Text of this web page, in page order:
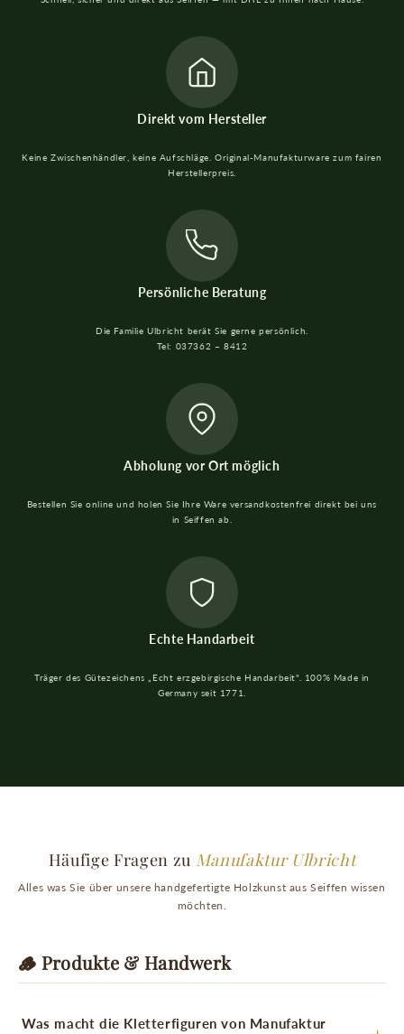
Direkt vom Hersteller
Keine Zwischenhändler, keine Aufschläge. Original-Manufakturware zum fairen
Herstellerpreis.
Persönliche Beratung
Die Familie Ulbricht berät Sie gerne persönlich.
Tel: 037362 – 8412
Abholung vor Ort möglich
Bestellen Sie online und holen Sie Ihre Ware versandkostenfrei direkt bei uns
in Seiffen ab.
Echte Handarbeit
Träger des Gütezeichens „Echt erzgebirgische Handarbeit". 100% Made in
Germany seit 1771.
Häufige Fragen zu Manufaktur Ulbricht
Alles was Sie über unsere handgefertigte Holzkunst aus Seiffen wissen
möchten.
🪵 Produkte & Handwerk
Was macht die Kletterfiguren von Manufaktur